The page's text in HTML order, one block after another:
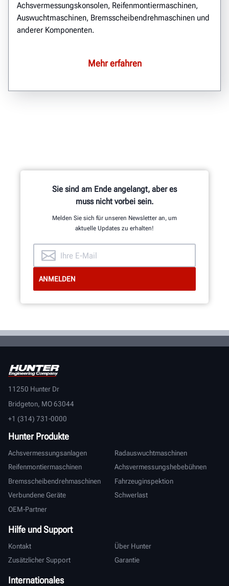
Achsvermessungskonsolen, Reifenmontiermaschinen,
Auswuchtmaschinen, Bremsscheibendrehmaschinen und
anderer Komponenten.
Mehr erfahren
Sie sind am Ende angelangt, aber es
muss nicht vorbei sein.
Melden Sie sich für unseren Newsletter an, um
aktuelle Updates zu erhalten!
11250 Hunter Dr
Bridgeton, MO 63044
+1 (314) 731-0000
Hunter Produkte
Achsvermessungsanlagen
Radauswuchtmaschinen
Reifenmontiermaschinen
Achsvermessungshebebühnen
Bremsscheibendrehmaschinen
Fahrzeuginspektion
Verbundene Geräte
Schwerlast
OEM-Partner
Hilfe und Support
Kontakt
Über Hunter
Zusätzlicher Support
Garantie
Internationales